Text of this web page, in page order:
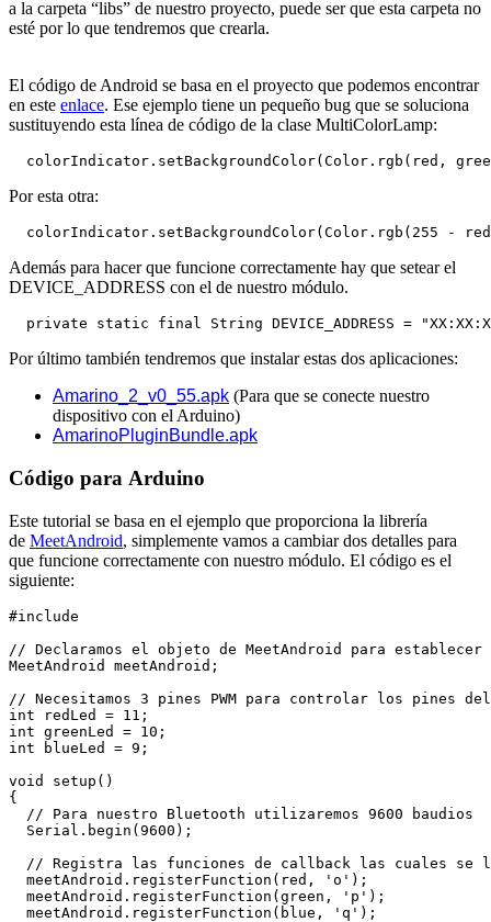
a la carpeta “libs” de nuestro proyecto, puede ser que esta carpeta no
esté por lo que tendremos que crearla.
El código de Android se basa en el proyecto que podemos encontrar
en este enlace. Ese ejemplo tiene un pequeño bug que se soluciona
sustituyendo esta línea de código de la clase MultiColorLamp:
colorIndicator.setBackgroundColor(Color.rgb(red,
Por esta otra:
colorIndicator.setBackgroundColor(Color.rgb(255 -
Además para hacer que funcione correctamente hay que setear el
DEVICE_ADDRESS con el de nuestro módulo.
private static final String DEVICE_ADDRESS =
Por último también tendremos que instalar estas dos aplicaciones:
Amarino_2_v0_55.apk (Para que se conecte nuestro
dispositivo con el Arduino)
AmarinoPluginBundle.apk
Código para Arduino
Este tutorial se basa en el ejemplo que proporciona la librería
de MeetAndroid, simplemente vamos a cambiar dos detalles para
que funcione correctamente con nuestro módulo. El código es el
siguiente:
#include
// Declaramos el objeto de MeetAndroid para establecer
MeetAndroid meetAndroid;
// Necesitamos 3 pines PWM para controlar los pines del
int redLed = 11;
int greenLed = 10;
int blueLed = 9;
void setup()
{
  // Para nuestro Bluetooth utilizaremos 9600 baudios
  Serial.begin(9600);
// Registra las funciones de callback las cuales se
  meetAndroid.registerFunction(red, 'o');
  meetAndroid.registerFunction(green, 'p');
  meetAndroid.registerFunction(blue, 'q');